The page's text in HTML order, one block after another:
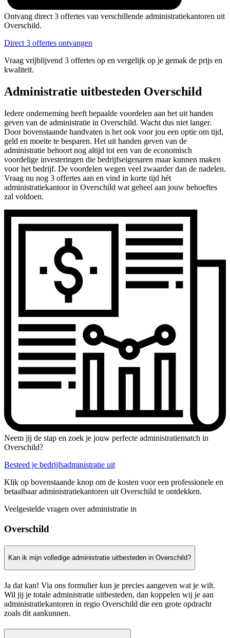
Ontvang direct 3 offertes van verschillende administratiekantoren uit
Overschild.
Direct 3 offertes ontvangen
Vraag vrijblijvend 3 offertes op en vergelijk op je gemak de prijs en
kwaliteit.
Administratie uitbesteden Overschild
Iedere onderneming heeft bepaalde voordelen aan het uit handen
geven van de administratie in Overschild. Wacht dus niet langer.
Door bovenstaande handvaten is het ook voor jou een optie om tijd,
geld en moeite te besparen. Het uit handen geven van de
administratie behoort nog altijd tot een van de economisch
voordelige investeringen die bedrijfseigenaren maar kunnen maken
voor het bedrijf. De voordelen wegen veel zwaarder dan de nadelen.
Vraag nu nog 3 offertes aan en vind in korte tijd hét
administratiekantoor in Overschild wat geheel aan jouw behoeftes
zal voldoen.
Neem jij de stap en zoek je jouw perfecte administratiematch in
Overschild?
Besteed je bedrijfsadministratie uit
Klik op bovenstaande knop om de kosten voor een professionele en
betaalbaar administratiekantoren uit Overschild te ontdekken.
Veelgestelde vragen over administratie in
Overschild
Kan ik mijn volledige administratie uitbesteden in Overschild?
Ja dat kan! Via ons formulier kun je precies aangeven wat je wilt.
Wil jij je totale administratie uitbesteden, dan koppelen wij je aan
administratiekantoren in regio Overschild die een grote opdracht
zoals dit aankunnen.